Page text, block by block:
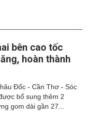
bên cao tốc
hoàn thành
Đốc - Cần Thơ - Sóc
bổ sung thêm 2
gom dài gần 27...